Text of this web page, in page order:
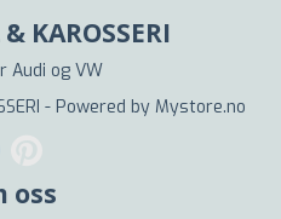
KAROSSERI
Audi og VW
- Powered by Mystore.no
oss